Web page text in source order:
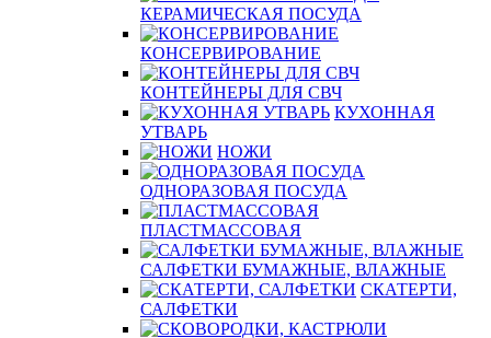
КЕРАМИЧЕСКАЯ ПОСУДА
КОНСЕРВИРОВАНИЕ
КОНТЕЙНЕРЫ ДЛЯ СВЧ
КУХОННАЯ
УТВАРЬ
НОЖИ
ОДНОРАЗОВАЯ ПОСУДА
ПЛАСТМАССОВАЯ
САЛФЕТКИ БУМАЖНЫЕ, ВЛАЖНЫЕ
СКАТЕРТИ,
САЛФЕТКИ